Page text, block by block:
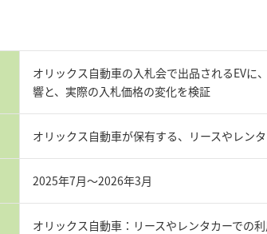
オリックス自動車の入札会で出品されるEVに
響と、実際の入札価格の変化を検証
オリックス自動車が保有する、リースやレン
2025年7月～2026年3月
オリックス自動車：リースやレンタカーでの